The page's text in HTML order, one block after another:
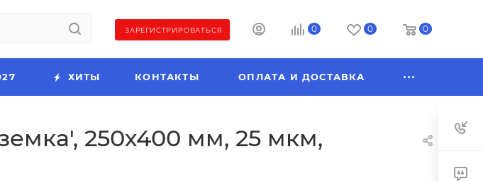
ЗАРЕГИСТРИРОВАТЬСЯ 0 0 0
ХИТЫ КОНТАКТЫ ОПЛАТА И ДОСТАВКА
250х400 мм, 25 мкм,